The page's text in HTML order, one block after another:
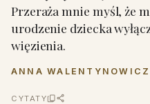
Przeraża mnie myśl, że
urodzenie dziecka
więzienia.
ANNA WALENTYNOWICZ
CYTATY